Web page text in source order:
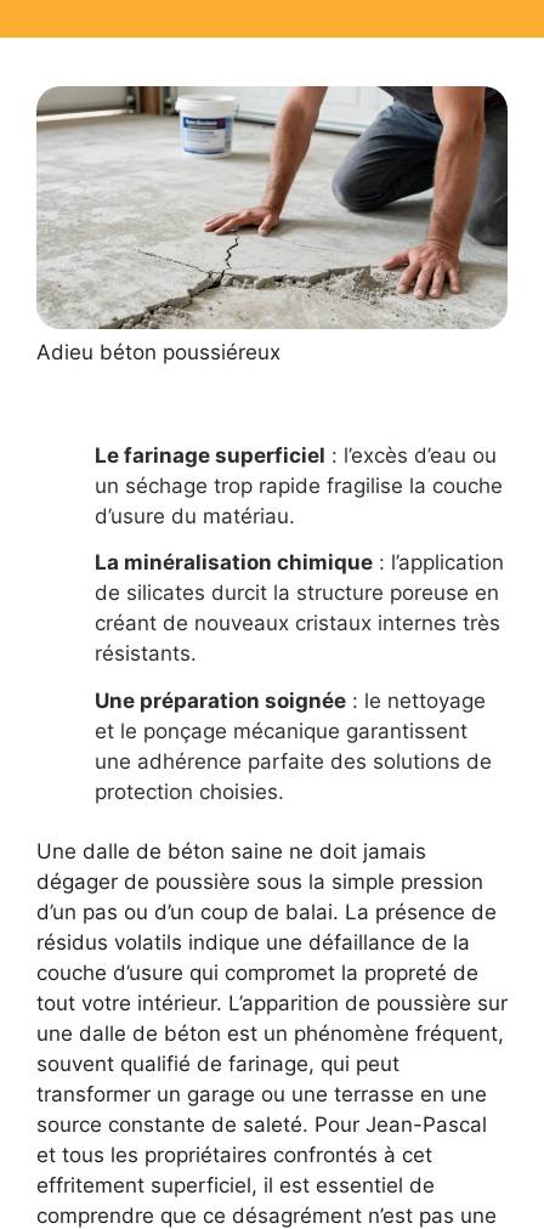
Adieu béton poussiéreux
Le farinage superficiel : l’excès d’eau ou
un séchage trop rapide fragilise la couche
d’usure du matériau.
La minéralisation chimique : l’application
de silicates durcit la structure poreuse en
créant de nouveaux cristaux internes très
résistants.
Une préparation soignée : le nettoyage
et le ponçage mécanique garantissent
une adhérence parfaite des solutions de
protection choisies.
Une dalle de béton saine ne doit jamais
dégager de poussière sous la simple pression
d’un pas ou d’un coup de balai. La présence de
résidus volatils indique une défaillance de la
couche d’usure qui compromet la propreté de
tout votre intérieur. L’apparition de poussière sur
une dalle de béton est un phénomène fréquent,
souvent qualifié de farinage, qui peut
transformer un garage ou une terrasse en une
source constante de saleté. Pour Jean-Pascal
et tous les propriétaires confrontés à cet
effritement superficiel, il est essentiel de
comprendre que ce désagrément n’est pas une